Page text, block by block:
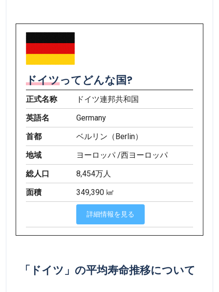
ドイツってどんな国?
正式名称
ドイツ連邦共和国
英語名
Germany
首都
ベルリン（Berlin）
地域
ヨーロッパ /西ヨーロッパ
総人口
8,454万人
面積
349,390 ㎢
詳細情報を見る
「ドイツ」の平均寿命推移について